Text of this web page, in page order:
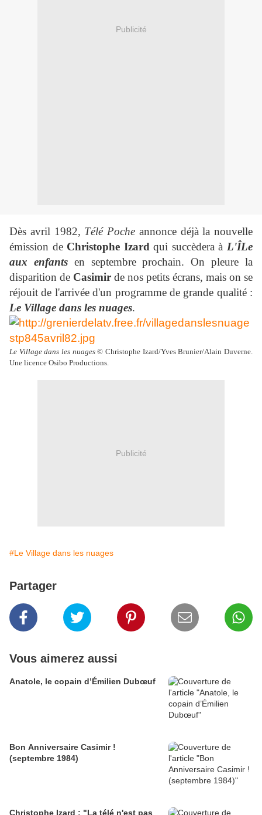
Publicité
Dès avril 1982, Télé Poche annonce déjà la nouvelle
émission de Christophe Izard qui succèdera à L'ÎLe
aux enfantsen septembre prochain. On pleure la
disparition de Casimir de nos petits écrans, mais on se
réjouit de l'arrivée d'un programme de grande qualité :
Le Village dans les nuages.
Le Village dans les nuages© Christophe Izard/Yves Brunier/Alain Duverne.
Une licence Osibo Productions.
Publicité
#Le Village dans les nuages
Partager
Vous aimerez aussi
Anatole, le copain d’Émilien Dubœuf
Bon Anniversaire Casimir !
(septembre 1984)
Christophe Izard : "La télé n'est pas